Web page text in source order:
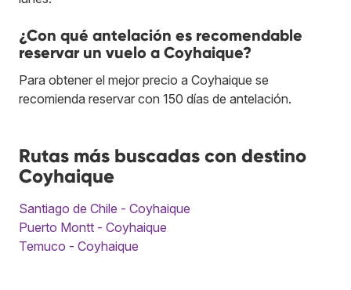
¿Con qué antelación es recomendable
reservar un vuelo a Coyhaique?
Para obtener el mejor precio a Coyhaique se
recomienda reservar con 150 días de antelación.
Rutas más buscadas con destino
Coyhaique
Santiago de Chile - Coyhaique
Puerto Montt - Coyhaique
Temuco - Coyhaique